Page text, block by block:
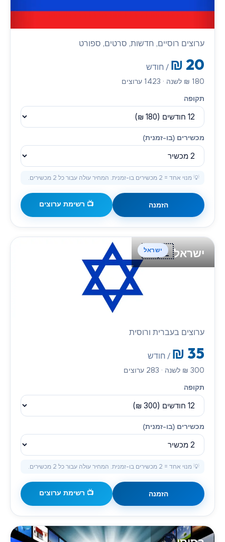
ערוצים רוסיים, חדשות, סרטים, ספורט
20
₪ / חודש
180
₪ לשנה ·
1423 ערוצים
תקופה
מכשירים (בו-זמנית)
💡 מנוי אחד = 2 מכשירים בו-זמנית. המחיר עולה עבור כל 2 מכשירים.
הזמנה 📺 רשימת ערוצים
🇮🇱ישראל ישראל
ערוצים בעברית ורוסית
35
₪ / חודש
300
₪ לשנה ·
283 ערוצים
תקופה
מכשירים (בו-זמנית)
💡 מנוי אחד = 2 מכשירים בו-זמנית. המחיר עולה עבור כל 2 מכשירים.
הזמנה 📺 רשימת ערוצים